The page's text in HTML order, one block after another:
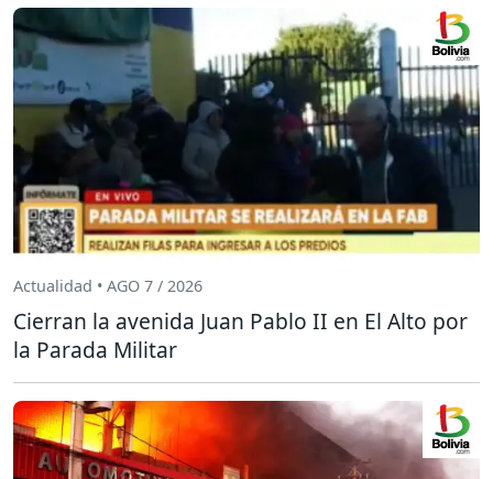
Actualidad • AGO 7 / 2026
Cierran la avenida Juan Pablo II en El Alto por
la Parada Militar